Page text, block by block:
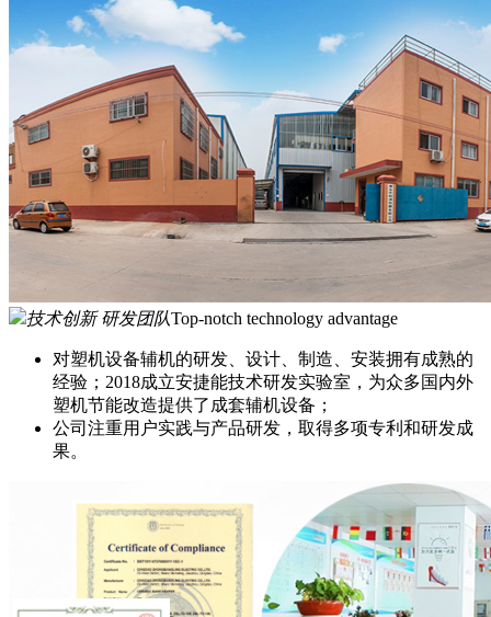
技术创新 研发团队Top-notch technology advantage
对塑机设备辅机的研发、设计、制造、安装拥有成熟的
经验；2018成立安捷能技术研发实验室，为众多国内外
塑机节能改造提供了成套辅机设备；
公司注重用户实践与产品研发，取得多项专利和研发成
果。